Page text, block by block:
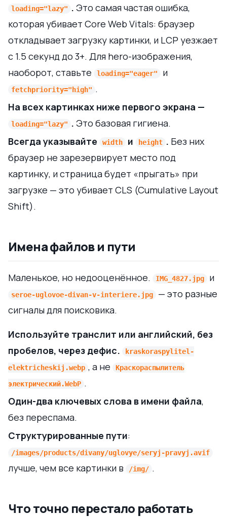
loading="lazy" . Это самая частая ошибка,
которая убивает Core Web Vitals: браузер
откладывает загрузку картинки, и LCP уезжает
с 1.5 секунд до 3+. Для hero-изображения,
наоборот, ставьте
loading="eager" и
fetchpriority="high" .
На всех картинках ниже первого экрана —
loading="lazy" . Это базовая гигиена.
Всегда указывайте
width и height . Без них
браузер не зарезервирует место под
картинку, и страница будет «прыгать» при
загрузке — это убивает CLS (Cumulative Layout
Shift).
Имена файлов и пути
Маленькое, но недооценённое. IMG_4827.jpg и
seroe-uglovoe-divan-v-interiere.jpg
— это разные
сигналы для поисковика.
Используйте транслит или английский, без
пробелов, через дефис.
kraskoraspylitel-
elektricheskij.webp , а не
Краскораспылитель
электрический.WebP .
Один-два ключевых слова в имени файла,
без переспама.
Структурированные пути:
/images/products/divany/uglovye/seryj-pravyj.avif
лучше, чем все картинки в /img/ .
Что точно перестало работать